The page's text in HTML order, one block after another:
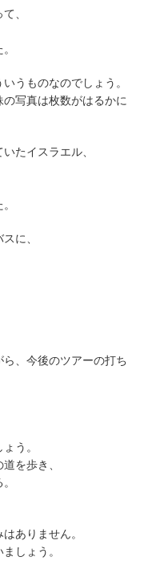
、
うものなのでしょう。
写真は枚数がはるかに
たイスラエル、
に、
、今後のツアーの打ち
う。
を歩き、
ありません。
しょう。